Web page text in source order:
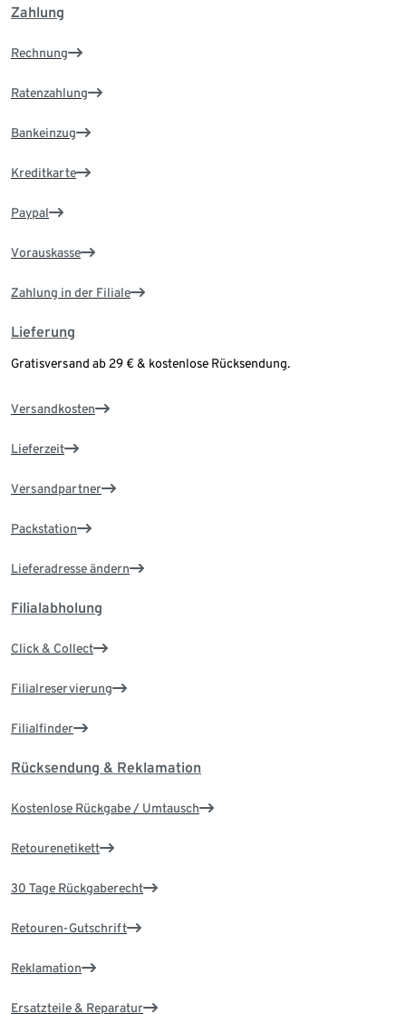
Zahlung
Rechnung
Ratenzahlung
Bankeinzug
Kreditkarte
Paypal
Vorauskasse
Zahlung in der Filiale
Lieferung
Gratisversand ab 29 € & kostenlose Rücksendung.
Versandkosten
Lieferzeit
Versandpartner
Packstation
Lieferadresse ändern
Filialabholung
Click & Collect
Filialreservierung
Filialfinder
Rücksendung & Reklamation
Kostenlose Rückgabe / Umtausch
Retourenetikett
30 Tage Rückgaberecht
Retouren-Gutschrift
Reklamation
Ersatzteile & Reparatur